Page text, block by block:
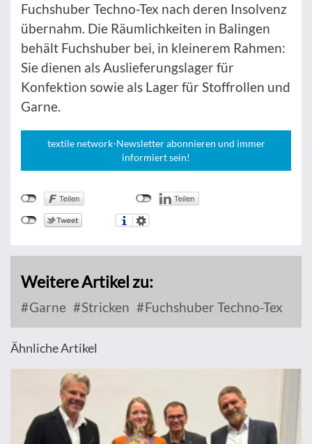
Fuchshuber Techno-Tex nach deren Insolvenz
übernahm. Die Räumlichkeiten in Balingen
behält Fuchshuber bei, in kleinerem Rahmen:
Sie dienen als Auslieferungslager für
Konfektion sowie als Lager für Stoffrollen und
Garne.
textile network-Newsletter abonnieren und immer
informiert sein!
Weitere Artikel zu:
Garne Stricken Fuchshuber Techno-Tex
Ähnliche Artikel